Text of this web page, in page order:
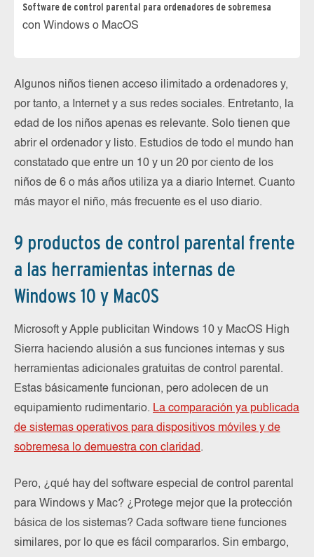
Software de control parental para ordenadores de sobremesa
con Windows o MacOS
Algunos niños tienen acceso ilimitado a ordenadores y,
por tanto, a Internet y a sus redes sociales. Entretanto, la
edad de los niños apenas es relevante. Solo tienen que
abrir el ordenador y listo. Estudios de todo el mundo han
constatado que entre un 10 y un 20 por ciento de los
niños de 6 o más años utiliza ya a diario Internet. Cuanto
más mayor el niño, más frecuente es el uso diario.
9 productos de control parental frente
a las herramientas internas de
Windows 10 y MacOS
Microsoft y Apple publicitan Windows 10 y MacOS High
Sierra haciendo alusión a sus funciones internas y sus
herramientas adicionales gratuitas de control parental.
Estas básicamente funcionan, pero adolecen de un
equipamiento rudimentario. La comparación ya publicada
de sistemas operativos para dispositivos móviles y de
sobremesa lo demuestra con claridad.
Pero, ¿qué hay del software especial de control parental
para Windows y Mac? ¿Protege mejor que la protección
básica de los sistemas? Cada software tiene funciones
similares, por lo que es fácil compararlos. Sin embargo,